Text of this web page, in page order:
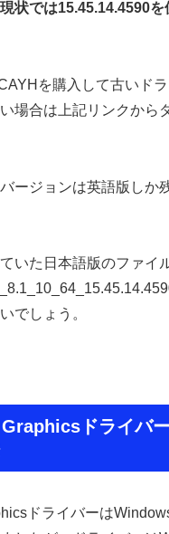
現状では15.45.14.4590を
を購入して古いド
場合は上記リンクから
ージョンは英語版しか
いた日本語版のファイ
でしょう。
ドライバ
ドライバーは